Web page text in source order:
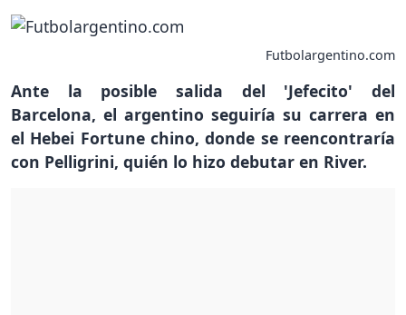
Futbolargentino.com
Ante la posible salida del 'Jefecito' del
Barcelona, el argentino seguiría su carrera en
el Hebei Fortune chino, donde se reencontraría
con Pelligrini, quién lo hizo debutar en River.